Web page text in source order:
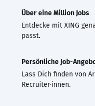
Über eine Million Jobs
Entdecke mit XING
passt.
Persönliche Job-
Lass Dich finden von
Recruiter·innen.